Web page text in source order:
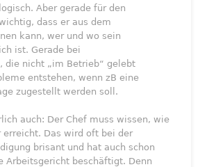
Aber gerade für den
dass er aus dem
kann, wer und wo sein
ist. Gerade bei
die nicht „im Betrieb“ gelebt
entstehen, wenn zB eine
zugestellt werden soll.
auch: Der Chef muss wissen, wie
Das wird oft bei der
brisant und hat auch schon
Arbeitsgericht beschäftigt. Denn